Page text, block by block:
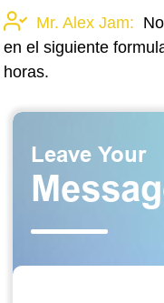
Mr. Alex Jam:
en el siguiente
horas.